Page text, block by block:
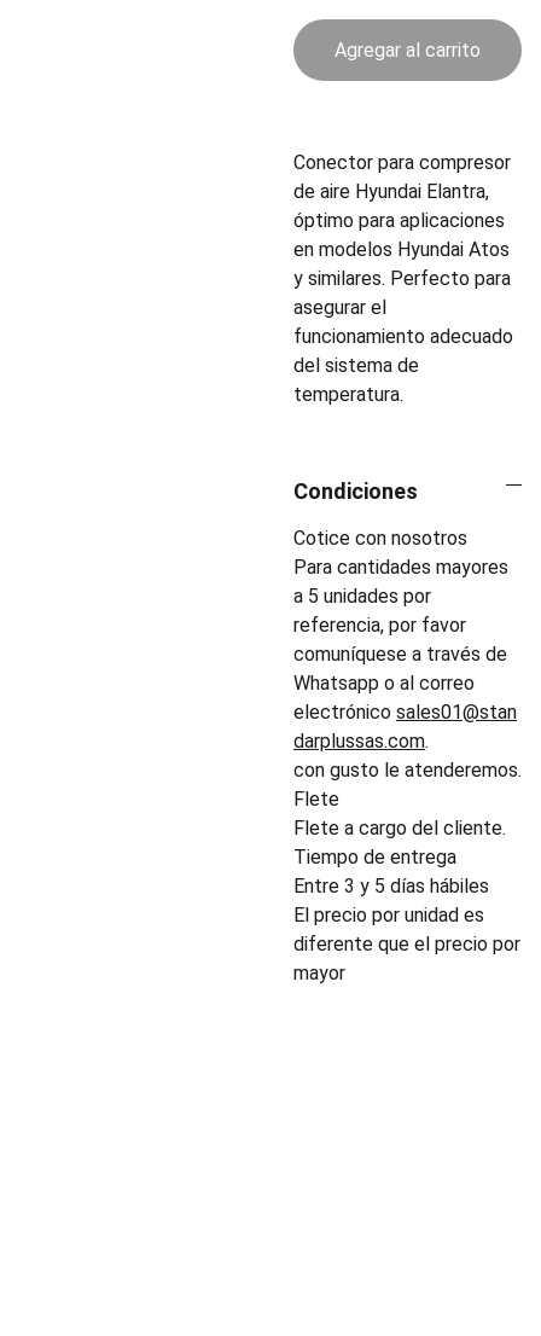
Agregar al carrito
Conector para compresor
de aire Hyundai Elantra,
óptimo para aplicaciones
en modelos Hyundai Atos
y similares. Perfecto para
asegurar el
funcionamiento adecuado
del sistema de
temperatura.
Condiciones
Cotice con nosotros
Para cantidades mayores
a 5 unidades por
referencia, por favor
comuníquese a través de
Whatsapp o al correo
electrónico sales01@stan
darplussas.com.
con gusto le atenderemos.
Flete
Flete a cargo del cliente.
Tiempo de entrega
Entre 3 y 5 días hábiles
El precio por unidad es
diferente que el precio por
mayor